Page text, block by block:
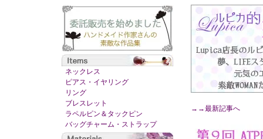
ネックレス
ピアス・イヤリング
リング
ブレスレット
ラペルピン＆タックピン
バッグチャーム・ストラップ
→→最新記事へ